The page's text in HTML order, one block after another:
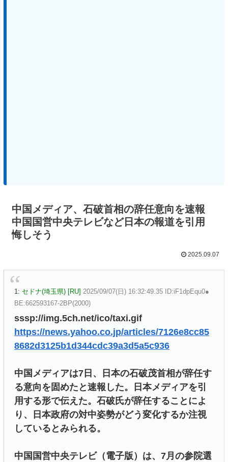
中国メディア、石破首相の辞任意向を速報
中国国営中央テレビなど日本の報道を引用
悔しそう
2025.09.07
1: セドナ(埼玉県) [RU] 2025/09/07(日) 16:32:49.35 ID:iF1dpEqu0●
BE:662593167-2BP(2000)
sssp://img.5ch.net/ico/taxi.gif
https://news.yahoo.co.jp/articles/7126e8cc85
8682d3125b1d344cdc39a3d5a5c936
中国メディアは7日、日本の石破茂首相が辞任す
る意向を固めたと速報した。日本メディアを引
用する形で伝えた。石破氏が辞任することによ
り、日本政府の対中姿勢がどう変化するか注視
しているとみられる。
中国国営中央テレビ（電子版）は、7月の参院選